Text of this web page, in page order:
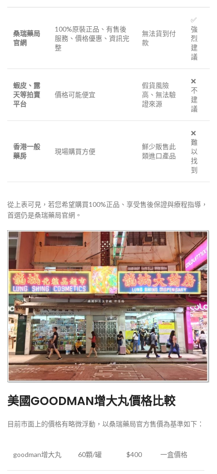
桑瑞藥局
官網
100%原裝正品、有售後
服務、價格優惠、資訊完
整
無法貨到付
款
✅
強
烈
建
議
蝦皮、露
天等拍賣
平台
價格可能便宜
假貨風險
高、無法驗
證來源
❌
不
建
議
香港一般
藥房
現場購買方便
鮮少販售此
類進口產品
❌
難
以
找
到
從上表可見，若您希望購買100%正品、享受售後保證與療程指導，
首選仍是桑瑞藥局官網。
美國GOODMAN增大丸價格比較
目前市面上的價格有略微浮動，以桑瑞藥局官方售價為基準如下：
goodman增大丸 60顆/罐 $400 一盒價格